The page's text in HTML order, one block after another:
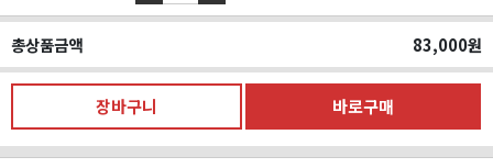
총상품금액 83,000원